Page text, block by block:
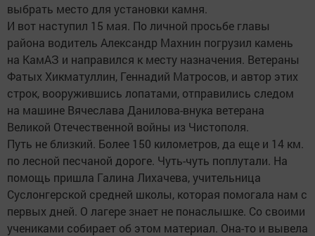
выбрать место для установки камня.
И вот наступил 15 мая. По личной просьбе главы
района водитель Александр Махнин погрузил камень
на КамАЗ и направился к месту назначения. Ветераны
Фатых Хикматуллин, Геннадий Матросов, и автор этих
строк, вооружившись лопатами, отправились следом
на машине Вячеслава Данилова-внука ветерана
Великой Отечественной войны из Чистополя.
Путь не близкий. Более 150 километров, да еще и 14 км.
по лесной песчаной дороге. Чуть-чуть поплутали. На
помощь пришла Галина Лихачева, учительница
Суслонгерской средней школы, которая помогала нам с
первых дней. О лагере знает не понаслышке. Со своими
учениками собирает об этом материал. Она-то и вывела